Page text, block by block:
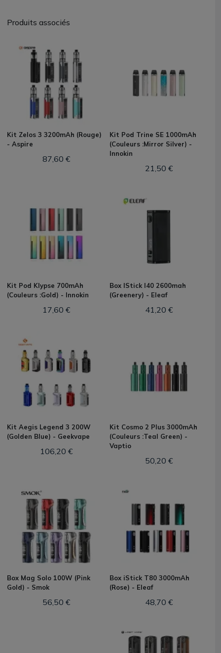
Produits associés
Kit Zelos 3 3200mAh (Rouge)
- Aspire
87,60 €
Kit Pod Trine SE 1000mAh
(Couleurs :Mirror Silver) -
Innokin
21,50 €
Kit Pod Klypse 700mAh
(Couleurs :Gold) - Innokin
17,60 €
Box IStick I40 2600mah
(Greenery) - Eleaf
41,20 €
Kit Aegis Legend 3 200W
(Golden Blue) - Geekvape
106,20 €
Kit Cosmo 2 Plus 3000mAh
(Couleurs :Teal Green) -
Vaptio
50,20 €
Box Mag Solo 100W (Pink
Gold) - Smok
56,50 €
Box iStick T80 3000mAh
(Rose) - Eleaf
48,70 €